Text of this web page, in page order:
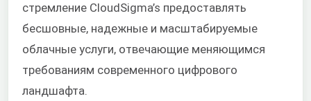
стремление CloudSigma’s предоставлять
бесшовные, надежные и масштабируемые
облачные услуги, отвечающие меняющимся
требованиям современного цифрового
ландшафта.